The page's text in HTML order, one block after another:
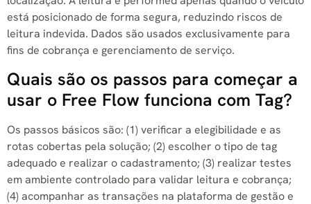
está posicionado de forma segura, reduzindo riscos de
leitura indevida. Dados são usados exclusivamente para
fins de cobrança e gerenciamento de serviço.
Quais são os passos para começar a
usar o Free Flow funciona com Tag?
Os passos básicos são: (1) verificar a elegibilidade e as
rotas cobertas pela solução; (2) escolher o tipo de tag
adequado e realizar o cadastramento; (3) realizar testes
em ambiente controlado para validar leitura e cobrança;
(4) acompanhar as transações na plataforma de gestão e